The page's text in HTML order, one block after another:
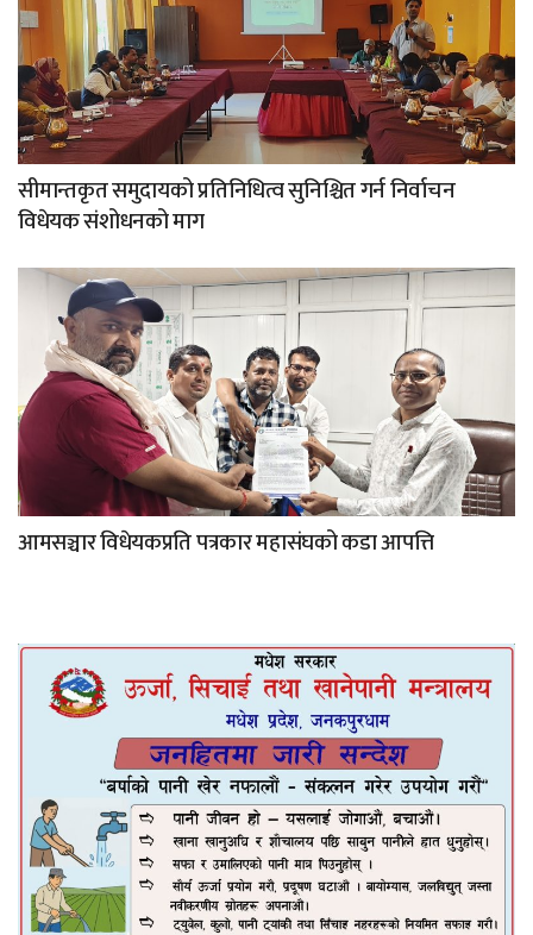
सीमान्तकृत समुदायको प्रतिनिधित्व सुनिश्चित गर्न निर्वाचन
विधेयक संशोधनको माग
आमसञ्चार विधेयकप्रति पत्रकार महासंघको कडा आपत्ति